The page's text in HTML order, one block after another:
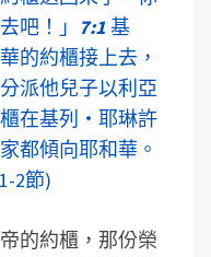
吧！」
7:1 基
的約櫃接上去，
派他兒子以利亞
在基列‧耶琳許
都傾向耶和華。
2節)
的約櫃，那份榮